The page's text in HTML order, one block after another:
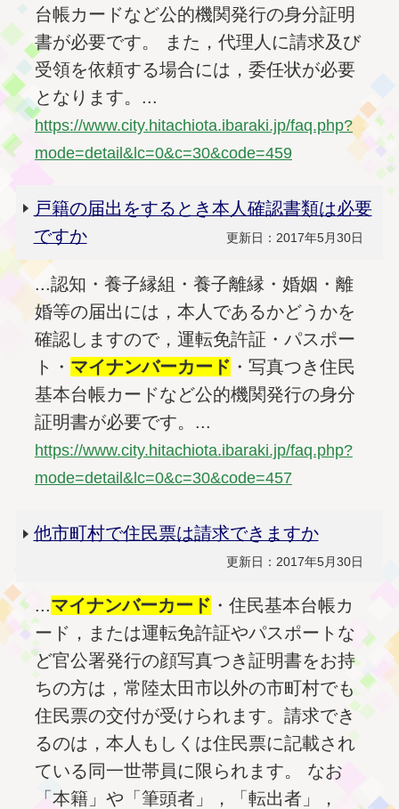
台帳カードなど公的機関発行の身分証明
書が必要です。 また，代理人に請求及び
受領を依頼する場合には，委任状が必要
となります。...
https://www.city.hitachiota.ibaraki.jp/faq.php?
mode=detail&lc=0&c=30&code=459
戸籍の届出をするとき本人確認書類は必要
ですか
更新日：2017年5月30日
...認知・養子縁組・養子離縁・婚姻・離
婚等の届出には，本人であるかどうかを
確認しますので，運転免許証・パスポー
ト・ マイナンバーカード ・写真つき住民
基本台帳カードなど公的機関発行の身分
証明書が必要です。...
https://www.city.hitachiota.ibaraki.jp/faq.php?
mode=detail&lc=0&c=30&code=457
他市町村で住民票は請求できますか
更新日：2017年5月30日
...マイナンバーカード ・住民基本台帳カ
ード，または運転免許証やパスポートな
ど官公署発行の顔写真つき証明書をお持
ちの方は，常陸太田市以外の市町村でも
住民票の交付が受けられます。請求でき
るのは，本人もしくは住民票に記載され
ている同一世帯員に限られます。 なお
「本籍」や「筆頭者」，「転出者」，